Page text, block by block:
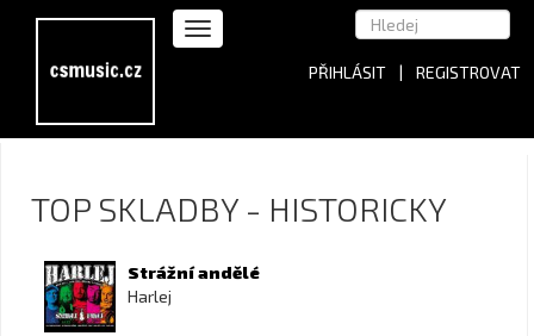
PŘIHLÁSIT | REGISTROVAT
TOP SKLADBY - HISTORICKY
Strážní andělé
Harlej